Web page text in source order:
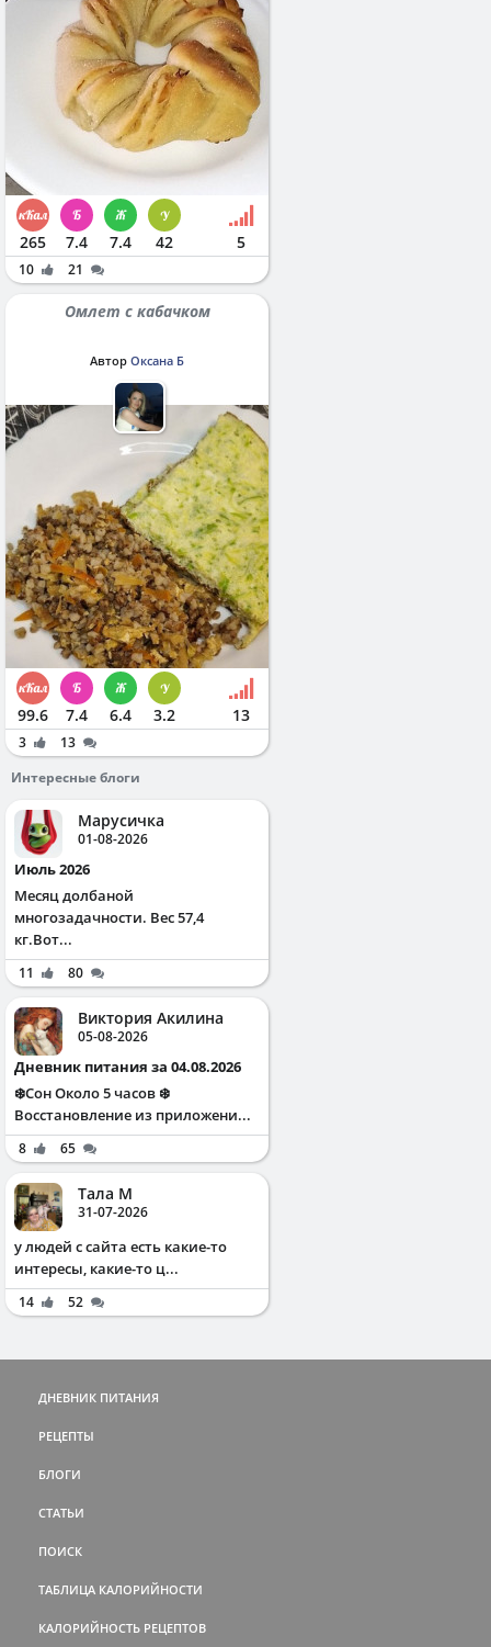
265 7.4 7.4 42 5
10 21
Омлет с кабачком
Автор Оксана Б
99.6 7.4 6.4 3.2 13
3
13
Интересные блоги
Марусичка
01-08-2026
Июль 2026
Месяц долбаной
многозадачности. Вес 57,4
кг.Вот...
11 80
Виктория Акилина
05-08-2026
Дневник питания за 04.08.2026
❄️Сон Около 5 часов ❄️
Восстановление из приложени...
8 65
Тала М
31-07-2026
у людей с сайта есть какие-то
интересы, какие-то ц...
14 52
ДНЕВНИК ПИТАНИЯ
РЕЦЕПТЫ
БЛОГИ
СТАТЬИ
ПОИСК
ТАБЛИЦА КАЛОРИЙНОСТИ
КАЛОРИЙНОСТЬ РЕЦЕПТОВ